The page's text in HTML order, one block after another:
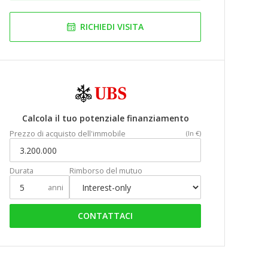
RICHIEDI VISITA
Calcola il tuo potenziale finanziamento
Prezzo di acquisto dell'immobile (In €)
Durata
anni
Rimborso del mutuo
CONTATTACI